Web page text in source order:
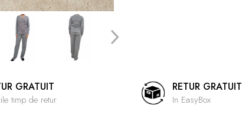
GRATUIT
timp de retur
RETUR GRATUIT
In EasyBox